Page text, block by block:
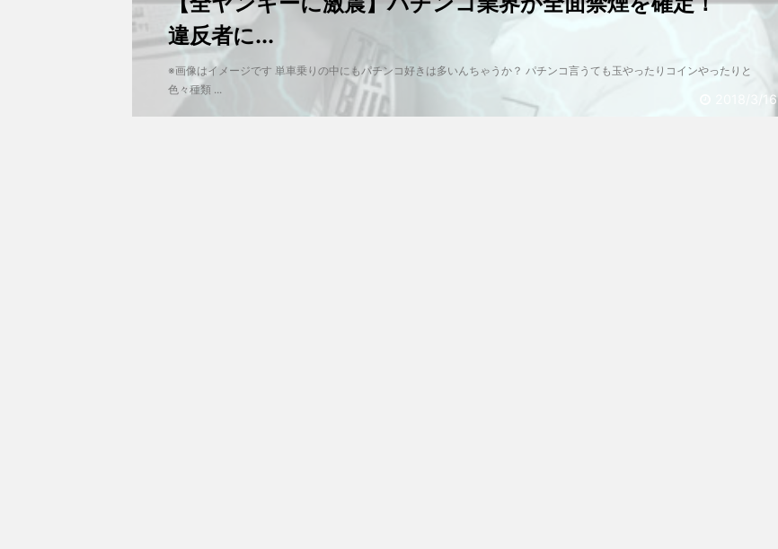
2018/3/16
違反者に...
※画像はイメージです 単車乗りの中にもパチンコ好きは多いんちゃうか？ パチンコ言うても玉やったりコインやったりと
色々種類 ...